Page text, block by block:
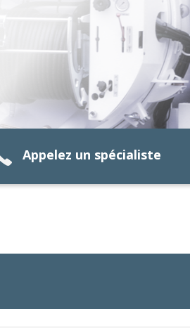
Appelez un spécialiste